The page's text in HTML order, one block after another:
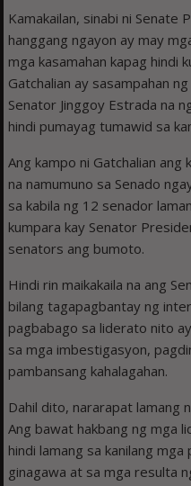
Kamakailan, sinabi ni Senate
hanggang ngayon ay may
mga kasamahan kapag hindi
Gatchalian ay sasampahan
Senator Jinggoy Estrada na
hindi pumayag tumawid sa
Ang kampo ni Gatchalian ang
na namumuno sa Senado
sa kabila ng 12 senador
kumpara kay Senator
senators ang bumoto.
Hindi rin maikakaila na ang
bilang tagapagbantay ng
pagbabago sa liderato nito
sa mga imbestigasyon,
pambansang kahalagahan.
Dahil dito, nararapat lamang
Ang bawat hakbang ng mga
hindi lamang sa kanilang
ginagawa at sa mga resulta